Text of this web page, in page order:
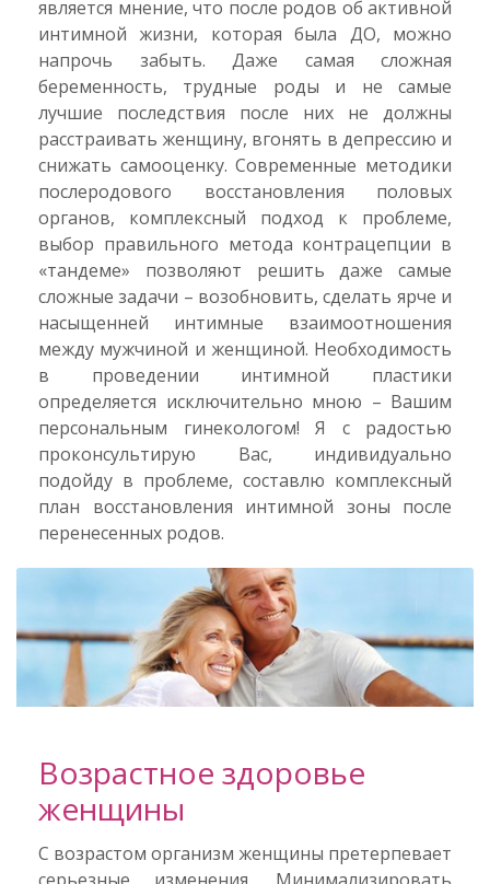
является мнение, что после родов об активной
интимной жизни, которая была ДО, можно
напрочь забыть. Даже самая сложная
беременность, трудные роды и не самые
лучшие последствия после них не должны
расстраивать женщину, вгонять в депрессию и
снижать самооценку. Современные методики
послеродового восстановления половых
органов, комплексный подход к проблеме,
выбор правильного метода контрацепции в
«тандеме» позволяют решить даже самые
сложные задачи – возобновить, сделать ярче и
насыщенней интимные взаимоотношения
между мужчиной и женщиной. Необходимость
в проведении интимной пластики
определяется исключительно мною – Вашим
персональным гинекологом! Я с радостью
проконсультирую Вас, индивидуально
подойду в проблеме, составлю комплексный
план восстановления интимной зоны после
перенесенных родов.
Возрастное здоровье
женщины
С возрастом организм женщины претерпевает